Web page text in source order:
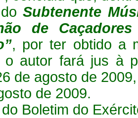
doSubtenente
de Caçadores
, por ter obtido a
o autor fará jus à
de agosto de
de 2009.
Boletim do